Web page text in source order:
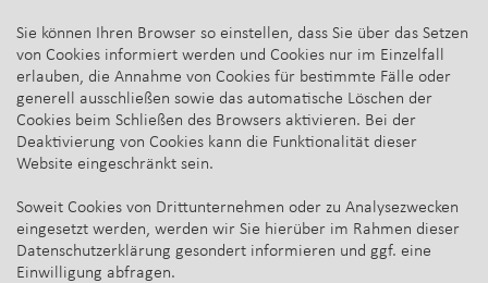
Sie können Ihren Browser so einstellen, dass Sie über das Setzen
von Cookies informiert werden und Cookies nur im Einzelfall
erlauben, die Annahme von Cookies für bestimmte Fälle oder
generell ausschließen sowie das automatische Löschen der
Cookies beim Schließen des Browsers aktivieren. Bei der
Deaktivierung von Cookies kann die Funktionalität dieser
Website eingeschränkt sein.
Soweit Cookies von Drittunternehmen oder zu Analysezwecken
eingesetzt werden, werden wir Sie hierüber im Rahmen dieser
Datenschutzerklärung gesondert informieren und ggf. eine
Einwilligung abfragen.